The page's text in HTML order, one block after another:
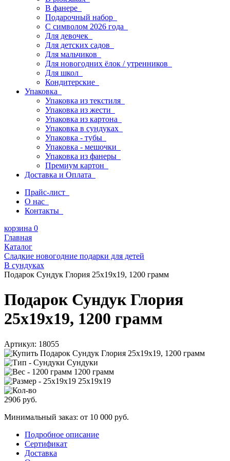
В фанере
Подарочный набор
С символом 2026 года
Для девочек
Для детских садов
Для мальчиков
Для новогодних ёлок / утренников
Для школ
Кондитерские
Упаковка
Упаковка из текстиля
Упаковка из жести
Упаковка из картона
Упаковка в сундуках
Упаковка - тубы
Упаковка - мешочки
Упаковка из фанеры
Премиум картон
Доставка и Оплата
Прайс-лист
О нас
Контакты
корзина 0
Главная
Каталог
Сладкие новогодние подарки для детей
В сундуках
Подарок Сундук Глория 25х19х19, 1200 грамм
Подарок Сундук Глория
25х19х19, 1200 грамм
Артикул: 18055
Сундуки
1200 грамм
25х19х19
2906 руб.
Минимальный заказ: от 10 000 руб.
Подробное описание
Сертификат
Доставка